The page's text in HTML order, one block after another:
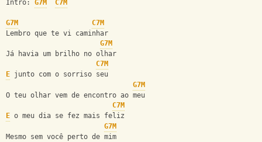
Intro: G7M C7M
G7M
C7M
Lembro que te vi caminhar
G7M
Já havia um brilho no olhar
C7M
E junto com o sorriso seu
G7M
O teu olhar vem de encontro ao meu
C7M
E o meu dia se fez mais feliz
G7M
Mesmo sem você perto de mim